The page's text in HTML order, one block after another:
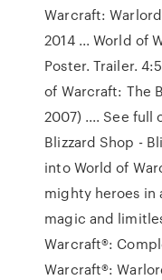
Warcraft:
2014 ... World of
Poster. Trailer.
of Warcraft: The
2007) .... See full
Blizzard Shop -
into World of
mighty heroes in
magic and
Warcraft®:
Warcraft®: